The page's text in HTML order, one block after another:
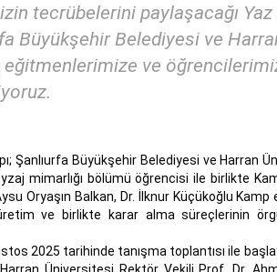
tecrübelerini paylaşacağı
Büyükşehir Belediyesi ve
ve
Şanlıurfa Büyükşehir Belediyesi ve
mimarlığı bölümü öğrencisi ile birlikte
Oryaşın Balkan, Dr. İlknur Küçükoğlu
ve birlikte karar alma süreçlerinin
2025 tarihinde tanışma toplantısı ile